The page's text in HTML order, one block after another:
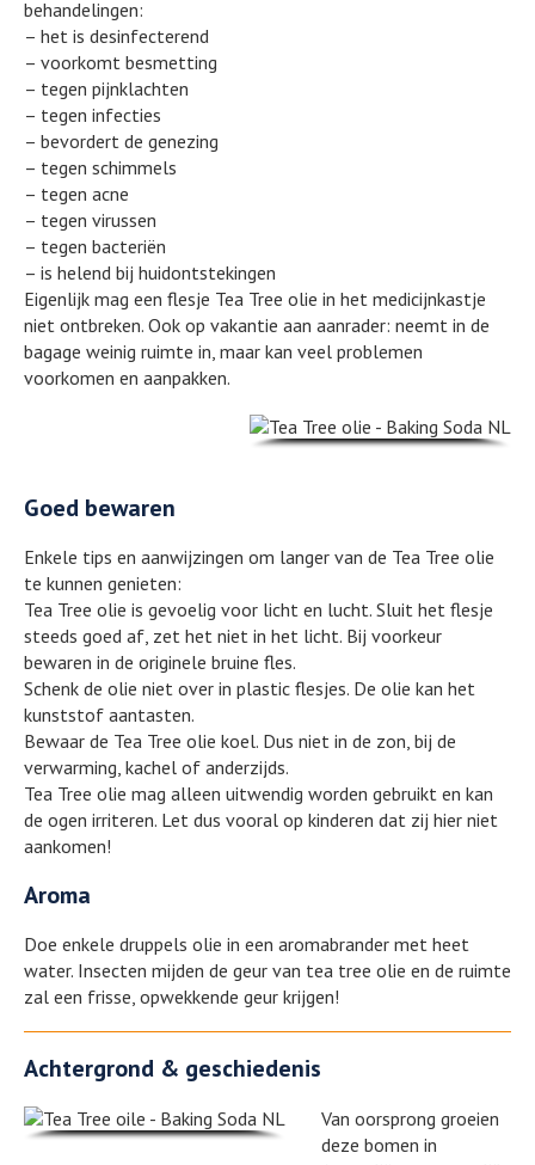
behandelingen:
– het is desinfecterend
– voorkomt besmetting
– tegen pijnklachten
– tegen infecties
– bevordert de genezing
– tegen schimmels
– tegen acne
– tegen virussen
– tegen bacteriën
– is helend bij huidontstekingen
Eigenlijk mag een flesje Tea Tree olie in het medicijnkastje
niet ontbreken. Ook op vakantie aan aanrader: neemt in de
bagage weinig ruimte in, maar kan veel problemen
voorkomen en aanpakken.
Goed bewaren
Enkele tips en aanwijzingen om langer van de Tea Tree olie
te kunnen genieten:
Tea Tree olie is gevoelig voor licht en lucht. Sluit het flesje
steeds goed af, zet het niet in het licht. Bij voorkeur
bewaren in de originele bruine fles.
Schenk de olie niet over in plastic flesjes. De olie kan het
kunststof aantasten.
Bewaar de Tea Tree olie koel. Dus niet in de zon, bij de
verwarming, kachel of anderzijds.
Tea Tree olie mag alleen uitwendig worden gebruikt en kan
de ogen irriteren. Let dus vooral op kinderen dat zij hier niet
aankomen!
Aroma
Doe enkele druppels olie in een aromabrander met heet
water. Insecten mijden de geur van tea tree olie en de ruimte
zal een frisse, opwekkende geur krijgen!
Achtergrond & geschiedenis
Van oorsprong groeien
deze bomen in